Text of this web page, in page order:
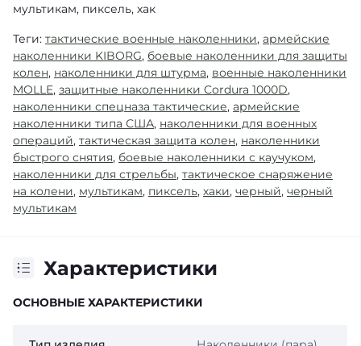
мультикам, пиксель, хак
Теги: тактические военные наколенники, армейские
наколенники KIBORG, боевые наколенники для защиты
колен, наколенники для штурма, военные наколенники
MOLLE, защитные наколенники Cordura 1000D,
наколенники спецназа тактические, армейские
наколенники типа США, наколенники для военных
операций, тактическая защита колен, наколенники
быстрого снятия, боевые наколенники с каучуком,
наколенники для стрельбы, тактическое снаряжение
на колени, мультикам, пиксель, хаки, черный, черный
мультикам
Характеристики
ОСНОВНЫЕ ХАРАКТЕРИСТИКИ